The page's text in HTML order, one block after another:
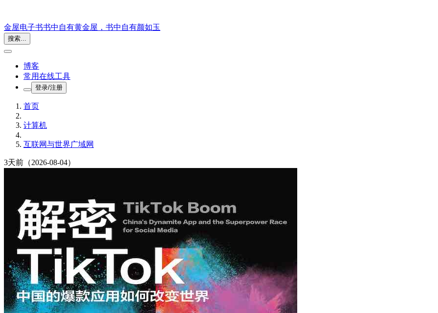
金屋电子书书中自有黄金屋，书中自有颜如玉
搜索...
博客
常用在线工具
登录/注册
首页
计算机
互联网与世界广域网
3天前 （2026-08-04）